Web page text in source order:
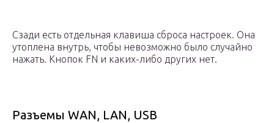
Сзади есть отдельная клавиша сброса настроек. Она
утоплена внутрь, чтобы невозможно было случайно
нажать. Кнопок FN и каких-либо других нет.
Разъемы WAN, LAN, USB